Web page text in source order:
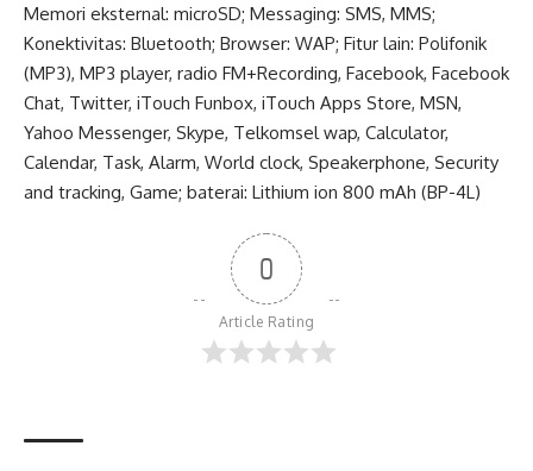
Memori eksternal: microSD; Messaging: SMS, MMS;
Konektivitas: Bluetooth; Browser: WAP; Fitur lain: Polifonik
(MP3), MP3 player, radio FM+Recording, Facebook, Facebook
Chat, Twitter, iTouch Funbox, iTouch Apps Store, MSN,
Yahoo Messenger, Skype, Telkomsel wap, Calculator,
Calendar, Task, Alarm, World clock, Speakerphone, Security
and tracking, Game; baterai: Lithium ion 800 mAh (BP-4L)
0
Article Rating